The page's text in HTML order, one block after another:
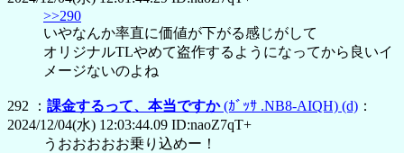
>>290
いやなんか率直に価値が下がる感じがして
オリジナルTLやめて盗作するようになってから良いイ
メージないのよね
292 ： 課金するって、本当ですか(ｶﾞｯｻ .NB8-AIQH) (d) ：
2024/12/04(水) 12:03:44.09 ID:naoZ7qT+
うおおおおお乗り込めー！